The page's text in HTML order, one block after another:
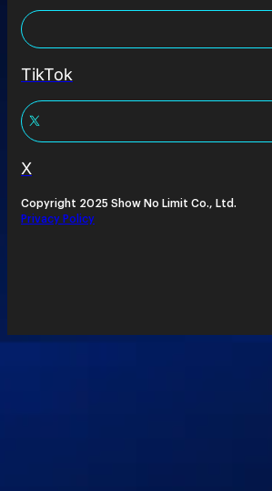
TikTok
X
Copyright 2025 Show No Limit Co., Ltd.
Privacy Policy